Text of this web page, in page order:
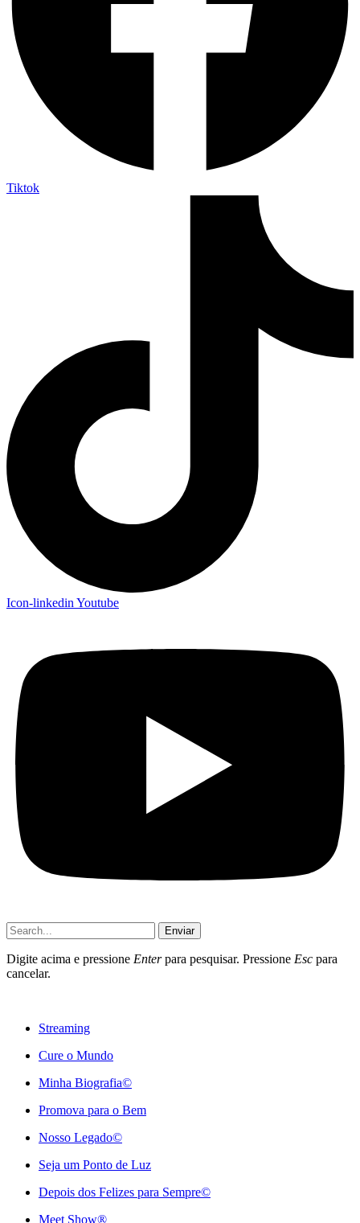
Tiktok
Icon-linkedin Youtube
Enviar
Digite acima e pressione Enterpara pesquisar. Pressione Esc para
cancelar.
Streaming
Cure o Mundo
Minha Biografia©
Promova para o Bem
Nosso Legado©
Seja um Ponto de Luz
Depois dos Felizes para Sempre©️
Meet Show®